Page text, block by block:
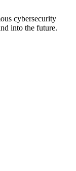
cybersecurity
into the future.